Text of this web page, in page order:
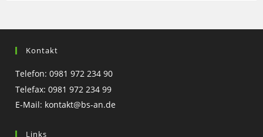
Kontakt
Telefon: 0981 972 234 90
Telefax: 0981 972 234 99
E-Mail: kontakt@bs-an.de
Links